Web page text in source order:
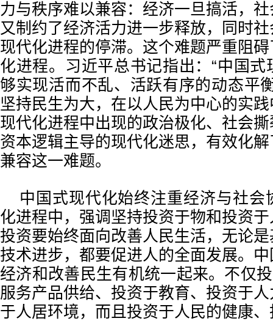
力与秩序难以兼容：经济一旦搞活，
又制约了经济活力进一步释放，同时
现代化进程的停滞。这个难题严重阻
化进程。习近平总书记指出：“中国
够实现活而不乱、活跃有序的动态平
坚持民生为大，在以人民为中心的实
现代化进程中出现的政治极化、社会
资本逻辑主导的现代化迷思，有效化
兼容这一难题。
中国式现代化始终注重经济与社会
化进程中，强调坚持投资于物和投资
投资要始终面向改善人民生活，无论
技术进步，都要促进人的全面发展。
经济和改善民生有机统一起来。不仅
服务产品供给、投资于教育、投资于
于人居环境，而且投资于人民的健康